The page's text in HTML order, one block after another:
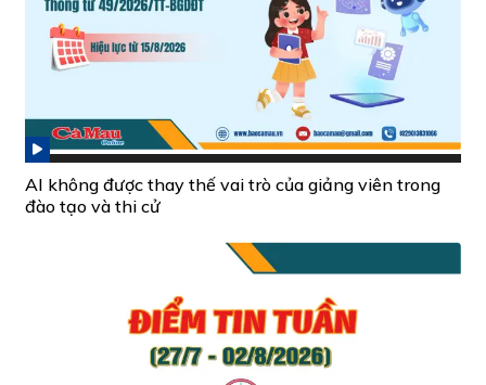
AI không được thay thế vai trò của giảng viên trong
đào tạo và thi cử